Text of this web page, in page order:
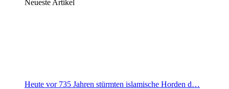
Neueste Artikel
Heute vor 735 Jahren stürmten islamische Horden d…